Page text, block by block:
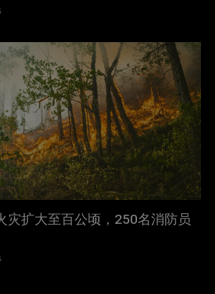
灾扩大至百公顷，250名消防员